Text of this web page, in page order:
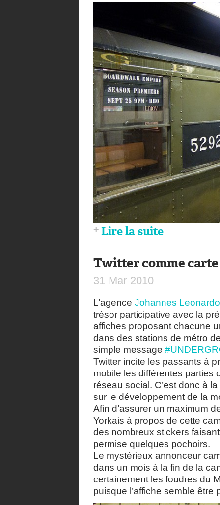
Lire la suite
Twitter comme
31 Mar 2010
L’agence Johannes Leonardo
trésor participative avec la
affiches proposant chacune
dans des stations de métro
simple message
Twitter incite les passants à
mobile les différentes parties
réseau social. C’est donc à
sur le développement de la
Afin d’assurer un maximum
Yorkais à propos de cette
des nombreux stickers
permise quelques pochoirs.
Le mystérieux annonceur
dans un mois à la fin de la
certainement les foudres du
puisque l’affiche semble être